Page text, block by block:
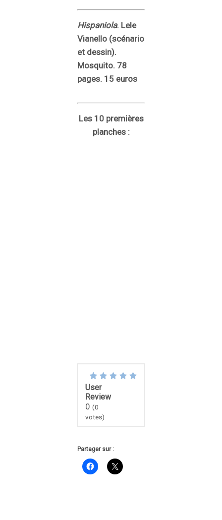
Hispaniola. Lele
Vianello (scénario
et dessin).
Mosquito. 78
pages. 15 euros
Les 10 premières
planches :
User
Review
0 (0
votes)
Partager sur :